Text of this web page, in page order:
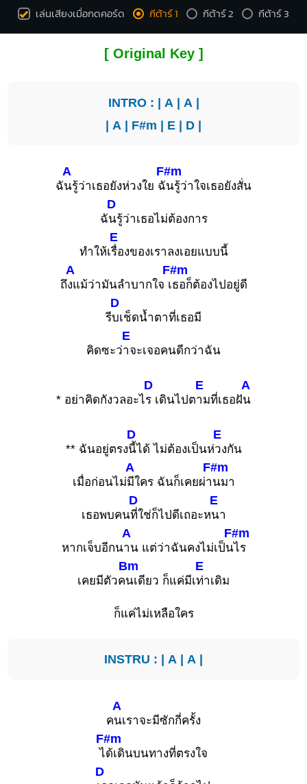
เล่นเสียงเมื่อกดคอร์ด กีต้าร์ 1 กีต้าร์ 2 กีต้าร์ 3
[ Original Key ]
INTRO : | A | A |
| A | F#m | E | D |
ฉั
A
นรู้ว่าเธอยังห่วงใย ฉั
F#m
นรู้ว่าใจเธอยังสั่น
ฉั
D
นรู้ว่าเธอไม่ต้องการ
ทำให้เ
E
รื่องของเราลงเอยแบบนี้
ถึ
A
งแม้ว่ามันลำบากใจ เ
F#m
ธอก็ต้องไปอยู่ดี
รี
D
บเช็ดน้ำตาที่เธอมี
คิดซะว่
E
าจะเจอคนดีกว่าฉัน
* อย่าคิดกังวลอะไ
D
ร เดินไปต
E
ามที่เธอฝั
A
น
** ฉันอยู่ตรง
D
นี้ได้ ไม่ต้องเป็นห่
E
วงกัน
เมื่อก่อนไม่
A
มีใคร ฉันก็เคยผ่า
F#m
นมา
เธอพบคน
D
ที่ใช่ก็ไปดีเถอะห
E
นา
หากเจ็บอีกน
A
าน แต่ว่าฉันคงไม่เป็น
F#m
ไร
เคยมีตัวค
Bm
นเดียว ก็แค่มีเ
E
ท่าเดิม
ก็แค่ไม่เหลือใคร
INSTRU : | A | A |
ค
A
นเราจะมีซักกี่ครั้ง
ไ
F#m
ด้เดินบนทางที่ตรงใจ
D